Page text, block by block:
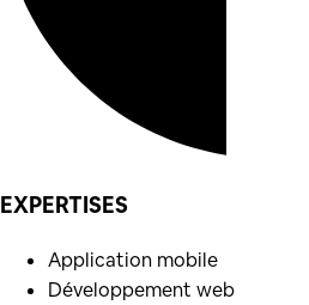
EXPERTISES
Application mobile
Développement web